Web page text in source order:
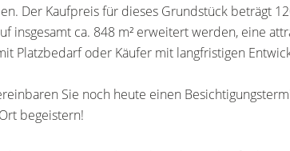
Der Kaufpreis für dieses Grundstück beträgt
insgesamt ca. 848 m² erweitert werden, eine
Platzbedarf oder Käufer mit langfristigen
Sie noch heute einen
begeistern!